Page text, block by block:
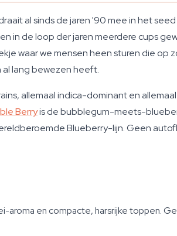
al sinds de jaren '90 mee in het
in de loop der jaren meerdere cups
waar we mensen heen sturen die op
lang bewezen heeft.
allemaal indica-dominant en
Berryis de bubblegum-meets-
Blueberry-lijn. Geen
en compacte, harsrijke toppen.